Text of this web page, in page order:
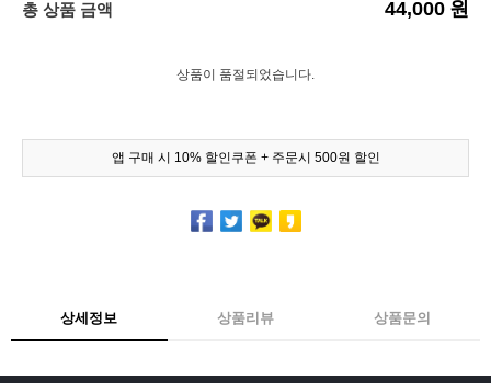
총 상품 금액 44,000 원
상품이 품절되었습니다.
앱 구매 시 10% 할인쿠폰 + 주문시 500원 할인
상세정보 상품리뷰 상품문의